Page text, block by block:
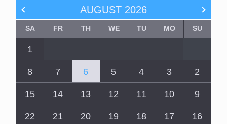
AUGUST 2026
SU
MO
TU
WE
TH
FR
SA
1
2
3
4
5
6
7
8
9
10
11
12
13
14
15
16
17
18
19
20
21
22